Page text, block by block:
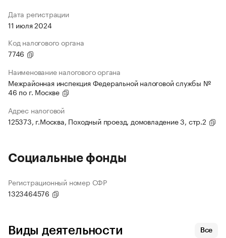
Дата регистрации
11 июля 2024
Код налогового органа
7746
Наименование налогового органа
Межрайонная инспекция Федеральной налоговой службы №
46 по г. Москве
Адрес налоговой
125373, г.Москва, Походный проезд, домовладение 3, стр.2
Социальные фонды
Регистрационный номер СФР
1323464576
Виды деятельности Все